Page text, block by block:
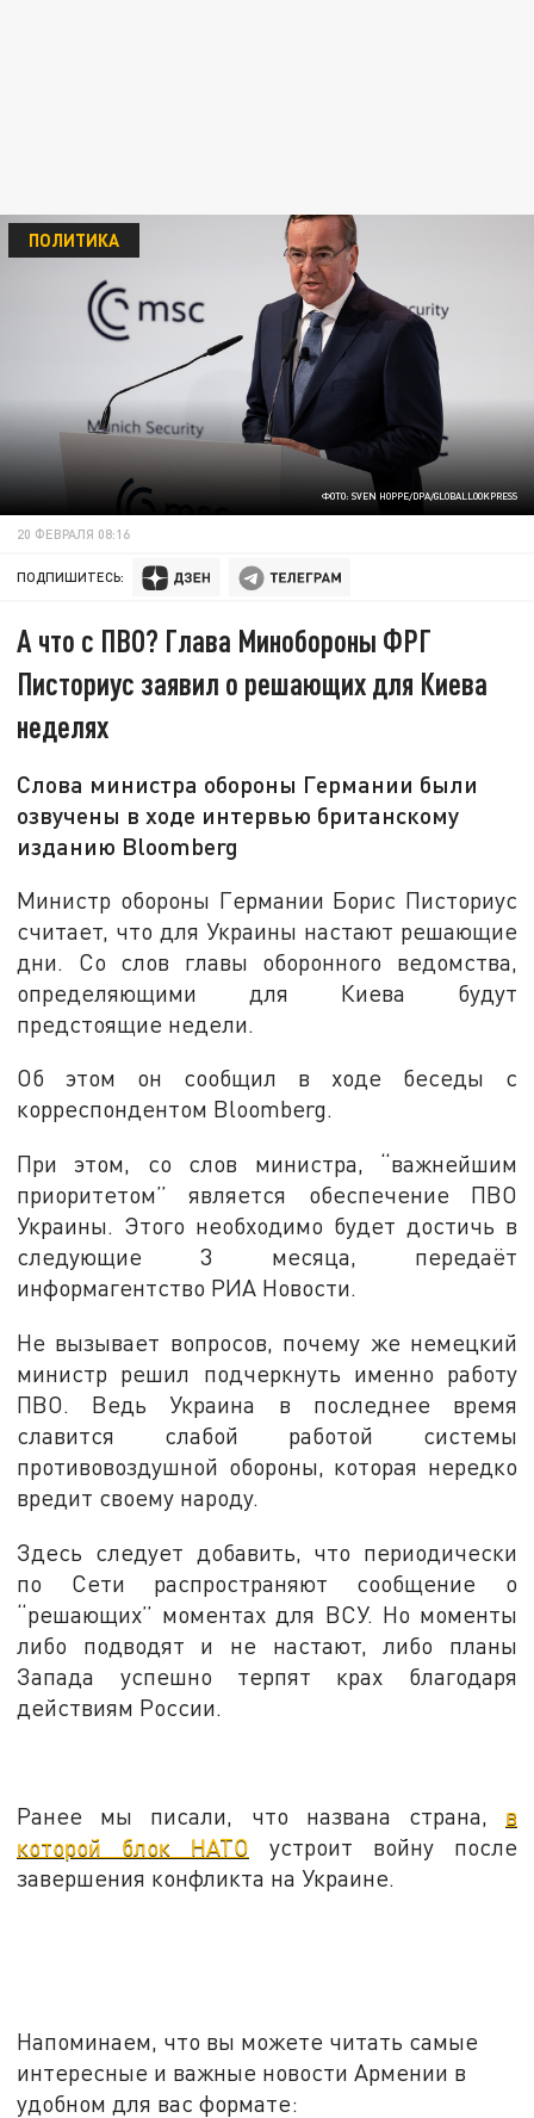
ФОТО: SVEN HOPPE/DPA/GLOBALLOOKPRESS
ПОЛИТИКА
20 ФЕВРАЛЯ 08:16
ПОДПИШИТЕСЬ:
А что с ПВО? Глава Минобороны ФРГ
Писториус заявил о решающих для Киева
неделях
Слова министра обороны Германии были
озвучены в ходе интервью британскому
изданию Bloomberg
Министр обороны Германии Борис Писториус
считает, что для Украины настают решающие
дни. Со слов главы оборонного ведомства,
определяющими для Киева будут
предстоящие недели.
Об этом он сообщил в ходе беседы с
корреспондентом Bloomberg.
При этом, со слов министра, “важнейшим
приоритетом” является обеспечение ПВО
Украины. Этого необходимо будет достичь в
следующие 3 месяца, передаёт
информагентство РИА Новости.
Не вызывает вопросов, почему же немецкий
министр решил подчеркнуть именно работу
ПВО. Ведь Украина в последнее время
славится слабой работой системы
противовоздушной обороны, которая нередко
вредит своему народу.
Здесь следует добавить, что периодически
по Сети распространяют сообщение о
“решающих” моментах для ВСУ. Но моменты
либо подводят и не настают, либо планы
Запада успешно терпят крах благодаря
действиям России.
Ранее мы писали, что названа страна, в
которой блок НАТО устроит войну после
завершения конфликта на Украине.
Напоминаем, что вы можете читать самые
интересные и важные новости Армении в
удобном для вас формате: